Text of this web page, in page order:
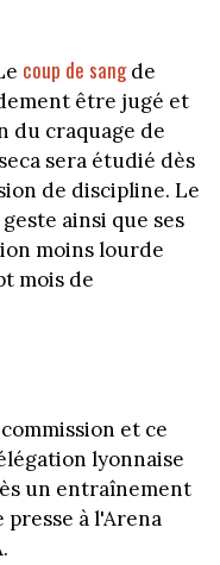
coup de sangde
être jugé et
du craquage de
sera étudié dès
de discipline. Le
ainsi que ses
moins lourde
mois de
et ce
lyonnaise
un entraînement
à l'Arena